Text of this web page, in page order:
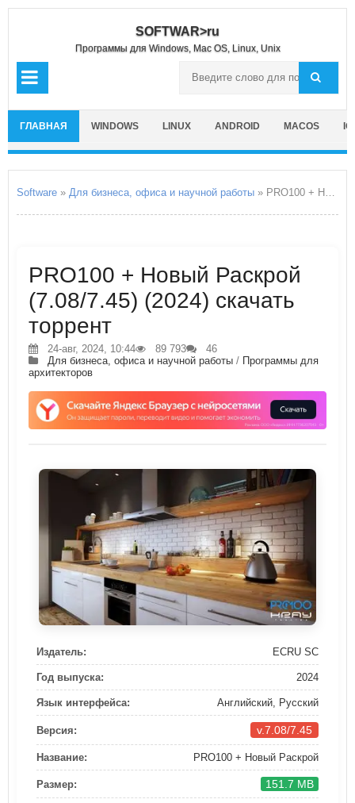
SOFTWAR>ru
Программы для Windows, Mac OS, Linux, Unix
ГЛАВНАЯ WINDOWS LINUX ANDROID MACOS
Software » Для бизнеса, офиса и научной работы » PRO100 + Новый Раскрой
PRO100 + Новый Раскрой
(7.08/7.45) (2024) скачать
торрент
24-авг, 2024, 10:44 89 793
46
Для бизнеса, офиса и научной работы / Программы для
архитекторов
Издатель: ECRU SC
Год выпуска: 2024
Язык интерфейса: Английский, Русский
Версия: v.7.08/7.45
Название: PRO100 + Новый Раскрой
Размер: 151.7 MB